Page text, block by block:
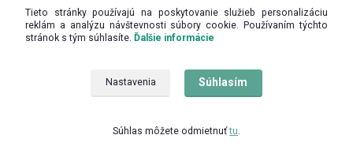
TOP produkt
Tieto stránky používajú na poskytovanie služieb personalizáciu
reklám a analýzu návštevnosti súbory cookie. Používaním týchto
stránok s tým súhlasíte. Ďalšie informácie
Nastavenia Súhlasím
Súhlas môžete odmietnuťtu.